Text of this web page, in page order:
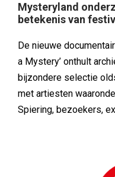
Mysteryland
betekenis van
De nieuwe
a Mystery’ onthult
bijzondere selectie
met artiesten
Spiering, bezoekers,